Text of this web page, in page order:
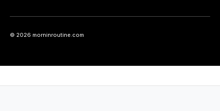
© 2026 morninroutine.com